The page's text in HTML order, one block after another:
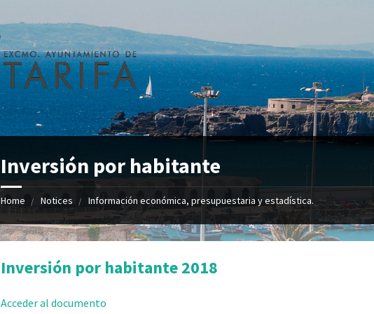
Inversión por habitante
Home Notices Información económica, presupuestaria y estadística.
Inversión por habitante 2018
Acceder al documento